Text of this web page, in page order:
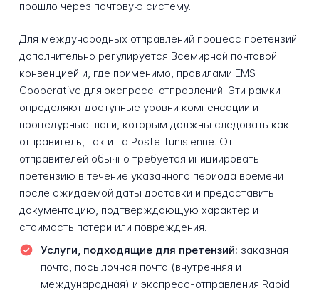
прошло через почтовую систему.
Для международных отправлений процесс претензий
дополнительно регулируется Всемирной почтовой
конвенцией и, где применимо, правилами EMS
Cooperative для экспресс-отправлений. Эти рамки
определяют доступные уровни компенсации и
процедурные шаги, которым должны следовать как
отправитель, так и La Poste Tunisienne. От
отправителей обычно требуется инициировать
претензию в течение указанного периода времени
после ожидаемой даты доставки и предоставить
документацию, подтверждающую характер и
стоимость потери или повреждения.
Услуги, подходящие для претензий: заказная
почта, посылочная почта (внутренняя и
международная) и экспресс-отправления Rapid